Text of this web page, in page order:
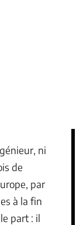
ni
de
par
à la fin
part : il